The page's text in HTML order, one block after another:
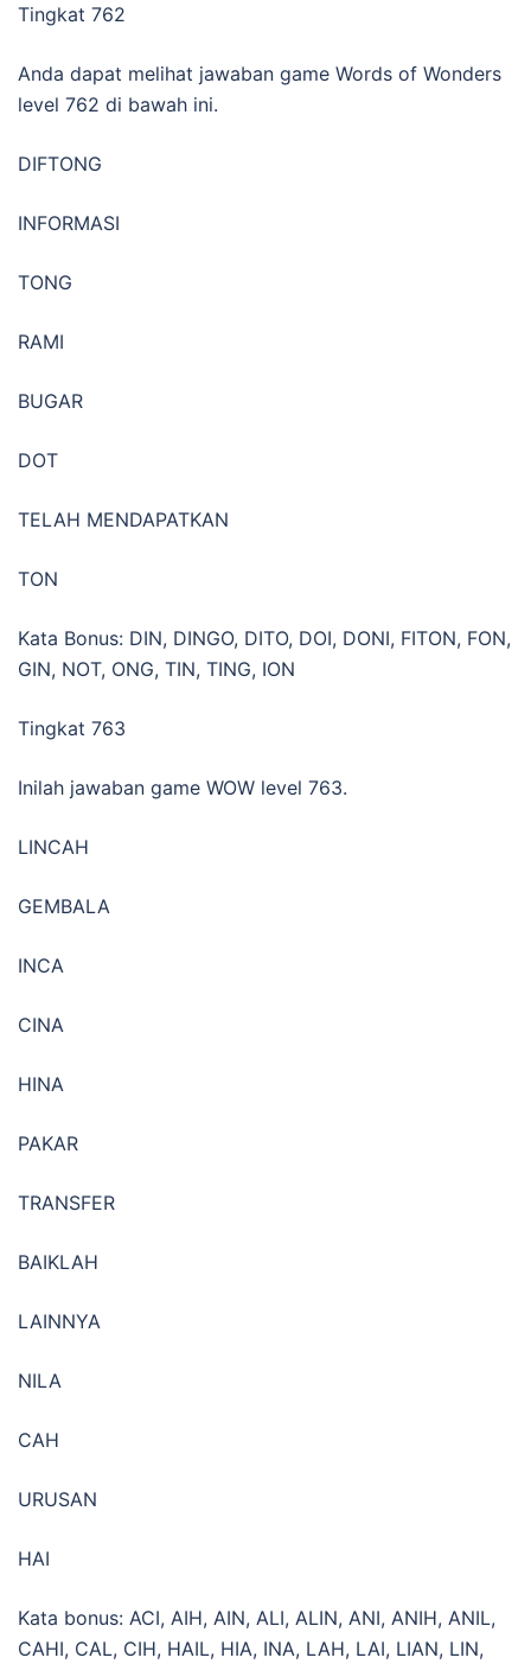
Tingkat 762
Anda dapat melihat jawaban game Words of Wonders
level 762 di bawah ini.
DIFTONG
INFORMASI
TONG
RAMI
BUGAR
DOT
TELAH MENDAPATKAN
TON
Kata Bonus: DIN, DINGO, DITO, DOI, DONI, FITON, FON,
GIN, NOT, ONG, TIN, TING, ION
Tingkat 763
Inilah jawaban game WOW level 763.
LINCAH
GEMBALA
INCA
CINA
HINA
PAKAR
TRANSFER
BAIKLAH
LAINNYA
NILA
CAH
URUSAN
HAI
Kata bonus: ACI, AIH, AIN, ALI, ALIN, ANI, ANIH, ANIL,
CAHI, CAL, CIH, HAIL, HIA, INA, LAH, LAI, LIAN, LIN,